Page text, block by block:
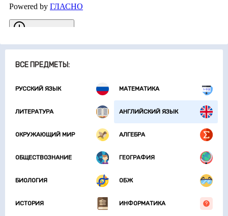
ВСЕ ПРЕДМЕТЫ:
РУССКИЙ ЯЗЫК МАТЕМАТИКА
ЛИТЕРАТУРА АНГЛИЙСКИЙ ЯЗЫК
ОКРУЖАЮЩИЙ МИР АЛГЕБРА
ОБЩЕСТВОЗНАНИЕ ГЕОГРАФИЯ
БИОЛОГИЯ ОБЖ
ИСТОРИЯ ИНФОРМАТИКА